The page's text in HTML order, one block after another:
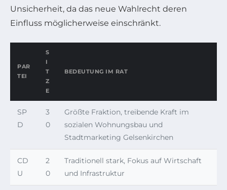
Unsicherheit, da das neue Wahlrecht deren
Einfluss möglicherweise einschränkt.
PAR
TEI
S
I
T
Z
E
BEDEUTUNG IM RAT
SP
D
3
0
Größte Fraktion, treibende Kraft im
sozialen Wohnungsbau und
Stadtmarketing Gelsenkirchen
CD
U
2
0
Traditionell stark, Fokus auf Wirtschaft
und Infrastruktur